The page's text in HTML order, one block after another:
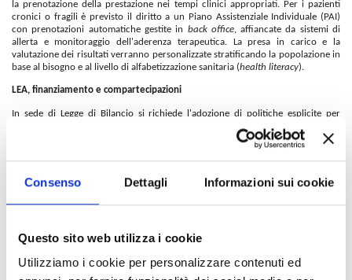
Consenso Dettagli Informazioni sui cookie
Questo sito web utilizza i cookie
Utilizziamo i cookie per personalizzare contenuti ed
la prenotazione della prestazione nei tempi clinici appropriati. Per i pazienti
cronici o fragili è previsto il diritto a un Piano Assistenziale Individuale (PAI)
con prenotazioni automatiche gestite in back office, affiancate da sistemi di
allerta e monitoraggio dell'aderenza terapeutica. La presa in carico e la
valutazione dei risultati verranno personalizzate stratificando la popolazione in
base al bisogno e al livello di alfabetizzazione sanitaria (health literacy).
LEA, finanziamento e compartecipazioni
In sede di Legge di Bilancio si richiede l'adozione di politiche esplicite per
adeguare i fondi o ridefinire le priorità tra i LEA secondo criteri trasparenti,
con l'obiettivo di allineare progressivamente il finanziamento alla media
europea. Le compartecipazioni alla spesa (i ticket) dovranno essere modulate
sul reddito, salvaguardando i bilanci delle famiglie più bisognose e dei soggetti
fragili.
distretto sanitario avrà il compito di mappare proattivamente i bisogni del
territorio (anche quelli non espressi), arruolando precocemente i malati
cronici e garantendo la continuità delle cure. La prossimità viene intesa in